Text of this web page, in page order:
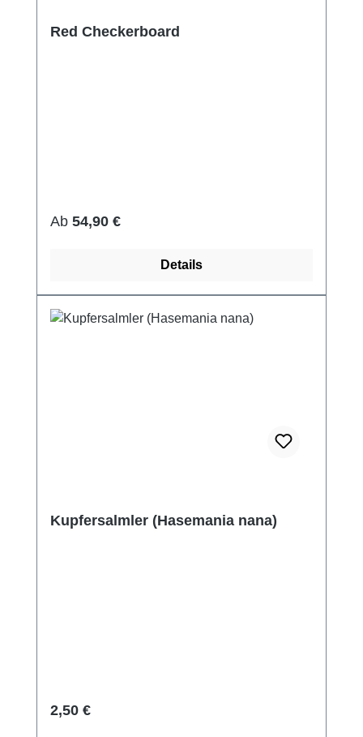
Red Checkerboard
Regulärer Preis:
Ab 54,90 €
Details
Kupfersalmler (Hasemania nana)
Regulärer Preis:
2,50 €